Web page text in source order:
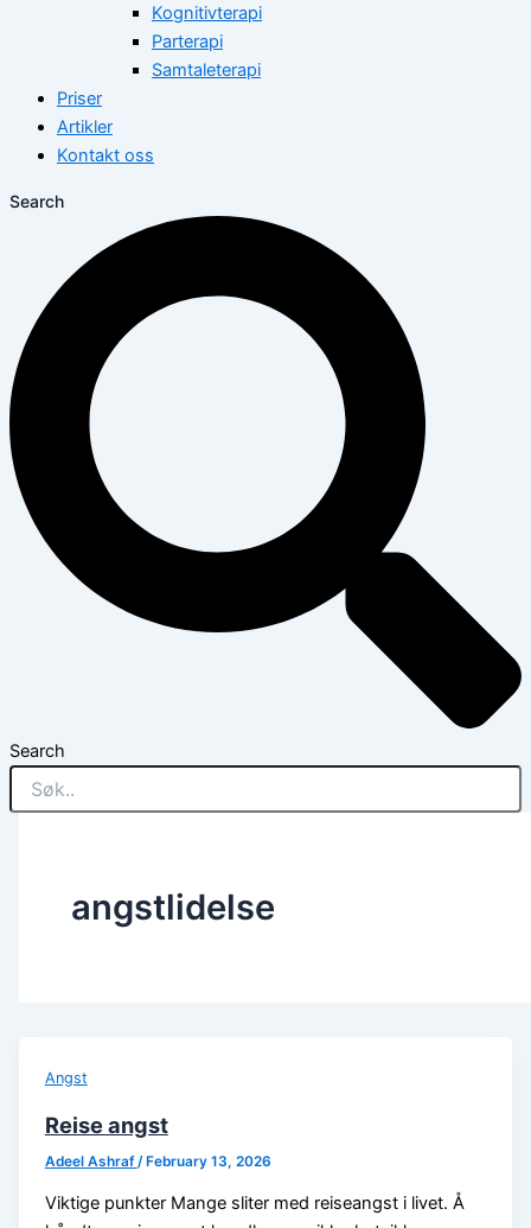
Kognitivterapi
Parterapi
Samtaleterapi
Priser
Artikler
Kontakt oss
Search
Search
angstlidelse
Angst
Reise angst
Adeel Ashraf /February 13, 2026
Viktige punkter Mange sliter med reiseangst i livet. Å